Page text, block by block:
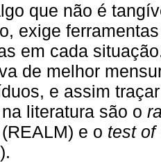
que não é
exige
em cada
de melhor
e assim
literatura são o
(REALM) e o test of